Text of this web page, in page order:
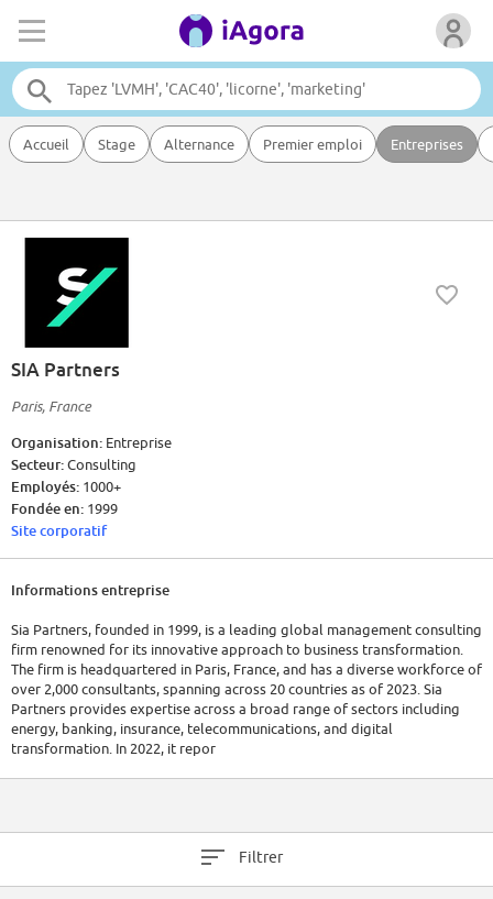
Accueil Stage Alternance Premier emploi Entreprises
SIA Partners
Paris, France
Organisation: Entreprise
Secteur:Consulting
Employés: 1000+
Fondée en: 1999
Site corporatif
Informations entreprise
Sia Partners, founded in 1999, is a leading global management consulting
firm renowned for its innovative approach to business transformation.
The firm is headquartered in Paris, France, and has a diverse workforce of
over 2,000 consultants, spanning across 20 countries as of 2023. Sia
Partners provides expertise across a broad range of sectors including
energy, banking, insurance, telecommunications, and digital
transformation. In 2022, it repor
Filtrer